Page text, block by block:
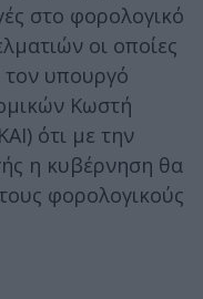
στο φορολογικό
οι οποίες
τον υπουργό
Κωστή
ότι με την
η κυβέρνηση θα
φορολογικούς